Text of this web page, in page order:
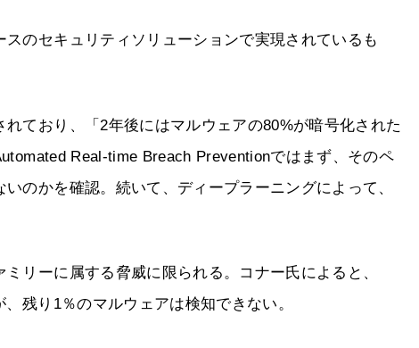
のセキュリティソリューションで実現されているも
ており、「2年後にはマルウェアの80%が暗号化された
Real-time Breach Preventionではまず、そのペ
のかを確認。続いて、ディープラーニングによって、
リーに属する脅威に限られる。コナー氏によると、
残り1％のマルウェアは検知できない。